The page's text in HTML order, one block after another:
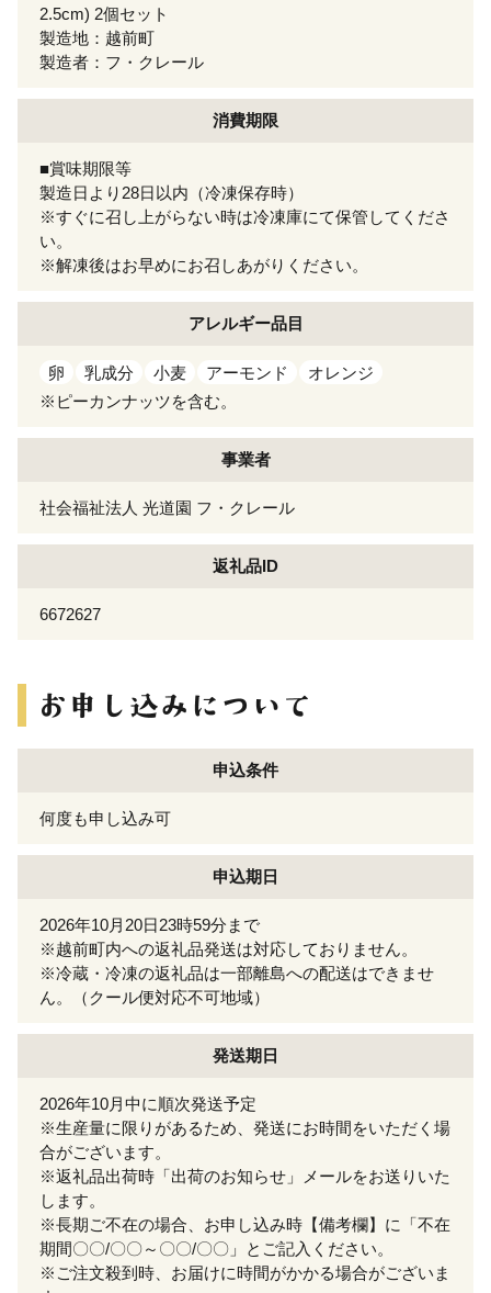
2.5cm) 2個セット
製造地：越前町
製造者：フ・クレール
消費期限
■賞味期限等
製造日より28日以内（冷凍保存時）
※すぐに召し上がらない時は冷凍庫にて保管してくださ
い。
※解凍後はお早めにお召しあがりください。
アレルギー品目
卵 乳成分 小麦 アーモンド
オレンジ
※ピーカンナッツを含む。
事業者
社会福祉法人 光道園 フ・クレール
返礼品ID
6672627
申込条件
何度も申し込み可
申込期日
2026年10月20日23時59分まで
※越前町内への返礼品発送は対応しておりません。
※冷蔵・冷凍の返礼品は一部離島への配送はできませ
ん。（クール便対応不可地域）
発送期日
2026年10月中に順次発送予定
※生産量に限りがあるため、発送にお時間をいただく場
合がございます。
※返礼品出荷時「出荷のお知らせ」メールをお送りいた
します。
※長期ご不在の場合、お申し込み時【備考欄】に「不在
期間〇〇/〇〇～〇〇/〇〇」とご記入ください。
※ご注文殺到時、お届けに時間がかかる場合がございま